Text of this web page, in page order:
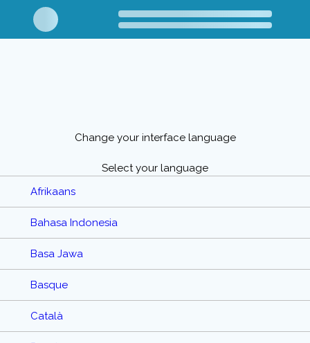
Change your interface language
Select your language
Afrikaans
Bahasa Indonesia
Basa Jawa
Basque
Català